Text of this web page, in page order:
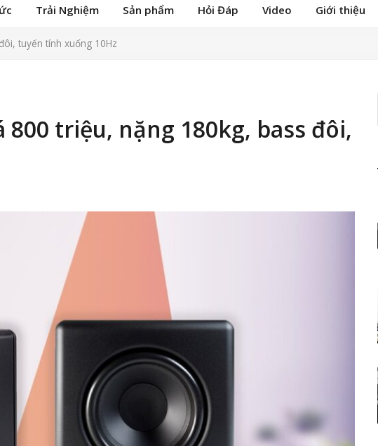
Trải Nghiệm Sản phẩm Hỏi Đáp Video Giới thiệu
tuyến tính xuống 10Hz
800 triệu, nặng 180kg, bass đôi,